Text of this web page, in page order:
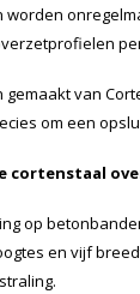
worden
van
om een
cortenstaal
op
en vijf